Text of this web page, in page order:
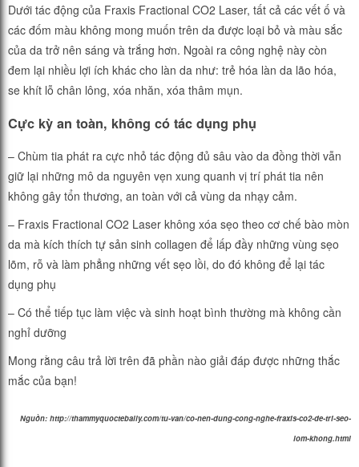
Dưới tác động của Fraxis Fractional CO2 Laser, tất cả các vết ố và
các đốm màu không mong muốn trên da được loại bỏ và màu sắc
của da trở nên sáng và trắng hơn. Ngoài ra công nghệ này còn
đem lại nhiều lợi ích khác cho làn da như: trẻ hóa làn da lão hóa,
se khít lỗ chân lông, xóa nhăn, xóa thâm mụn.
Cực kỳ an toàn, không có tác dụng phụ
– Chùm tia phát ra cực nhỏ tác động đủ sâu vào da đồng thời vẫn
giữ lại những mô da nguyên vẹn xung quanh vị trí phát tia nên
không gây tổn thương, an toàn với cả vùng da nhạy cảm.
– Fraxis Fractional CO2 Laser không xóa sẹo theo cơ chế bào mòn
da mà kích thích tự sản sinh collagen để lấp đầy những vùng sẹo
lõm, rỗ và làm phẳng những vết sẹo lồi, do đó không để lại tác
dụng phụ
– Có thể tiếp tục làm việc và sinh hoạt bình thường mà không cần
nghỉ dưỡng
Mong rằng câu trả lời trên đã phần nào giải đáp được những thắc
mắc của bạn!
Nguồn: http://thammyquoctebally.com/tu-van/co-nen-dung-cong-nghe-fraxis-co2-de-tri-seo-
lom-khong.html